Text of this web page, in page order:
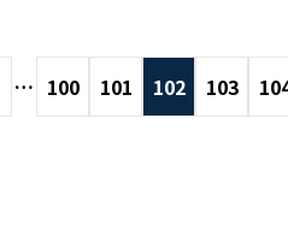
… 100 101 102 103